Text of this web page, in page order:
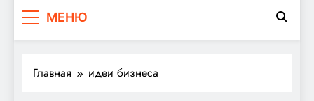
МЕНЮ
Главная идеи бизнеса